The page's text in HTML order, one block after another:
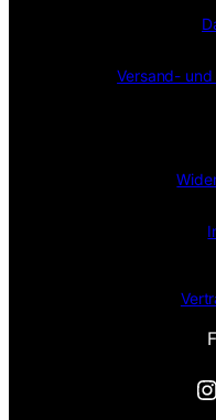
Versand-
Instagram